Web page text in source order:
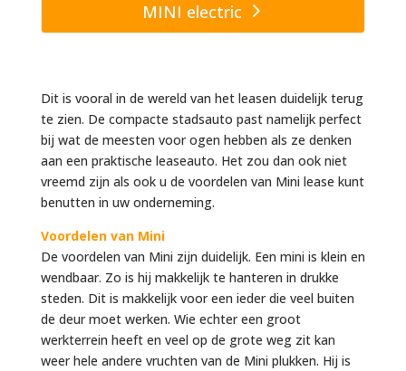
MINI electric
Dit is vooral in de wereld van het leasen duidelijk terug
te zien. De compacte stadsauto past namelijk perfect
bij wat de meesten voor ogen hebben als ze denken
aan een praktische leaseauto. Het zou dan ook niet
vreemd zijn als ook u de voordelen van Mini lease kunt
benutten in uw onderneming.
Voordelen van Mini
De voordelen van Mini zijn duidelijk. Een mini is klein en
wendbaar. Zo is hij makkelijk te hanteren in drukke
steden. Dit is makkelijk voor een ieder die veel buiten
de deur moet werken. Wie echter een groot
werkterrein heeft en veel op de grote weg zit kan
weer hele andere vruchten van de Mini plukken. Hij is